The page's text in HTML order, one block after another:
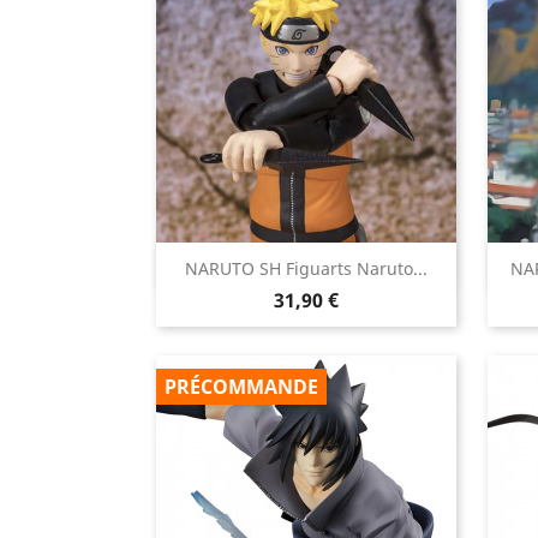
NARUTO SH Figuarts Naruto...
Prix
31,90 €
Aperçu rapide
PRÉCOMMANDE